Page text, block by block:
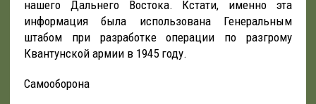
нашего Дальнего Востока. Кстати, именно эта
информация была использована Генеральным
штабом при разработке операции по разгрому
Квантунской армии в 1945 году.
Самооборона